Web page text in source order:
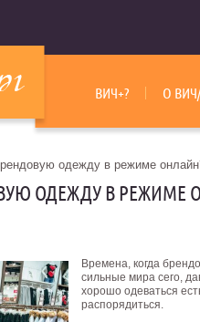
ВИЧ+? О
одежду в режиме
ОДЕЖДУ В РЕЖИМЕ
Времена, когда
сильные мира сего,
хорошо одеваться
распорядиться.